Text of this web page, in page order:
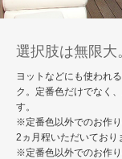
選択肢は無限大
ヨットなどにも使われ
ク。定番色だけでなく
す。
※定番色以外でのお作
2ヵ月程いただいており
※定番色以外でのお作